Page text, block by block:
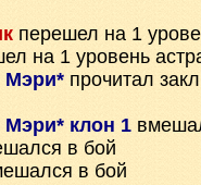
перешел на 1
на 1 уровень
Мэри* прочитал
Мэри* клон 1
в бой
в бой